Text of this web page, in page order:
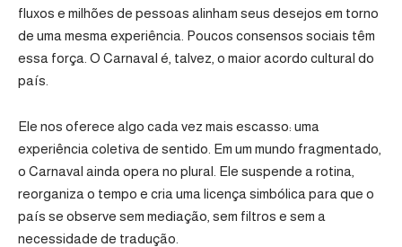
fluxos e milhões de pessoas alinham seus desejos em torno
de uma mesma experiência. Poucos consensos sociais têm
essa força. O Carnaval é, talvez, o maior acordo cultural do
país.
Ele nos oferece algo cada vez mais escasso: uma
experiência coletiva de sentido. Em um mundo fragmentado,
o Carnaval ainda opera no plural. Ele suspende a rotina,
reorganiza o tempo e cria uma licença simbólica para que o
país se observe sem mediação, sem filtros e sem a
necessidade de tradução.